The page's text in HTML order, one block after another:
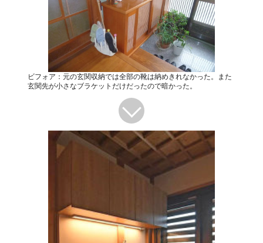
ビフォア：元の玄関収納では全部の靴は納めきれなかった。また
玄関先が小さなブラケットだけだったので暗かった。